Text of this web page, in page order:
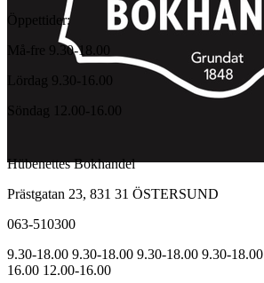
Öppettider:
Må-fre 9.30-18.00
Lördag 9.30-16.00
Söndag 12.00-16.00
Hübenettes Bokhandel
Prästgatan 23, 831 31 ÖSTERSUND
063-510300
9.30-18.00 9.30-18.00 9.30-18.00 9.30-18.00
16.00 12.00-16.00